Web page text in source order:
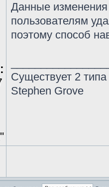
Данные
пользователям
поэтому способ
Существует 2
Stephen Grove